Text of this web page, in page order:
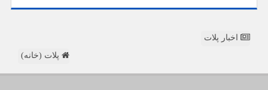
اخبار پلات
پلات (خانه)